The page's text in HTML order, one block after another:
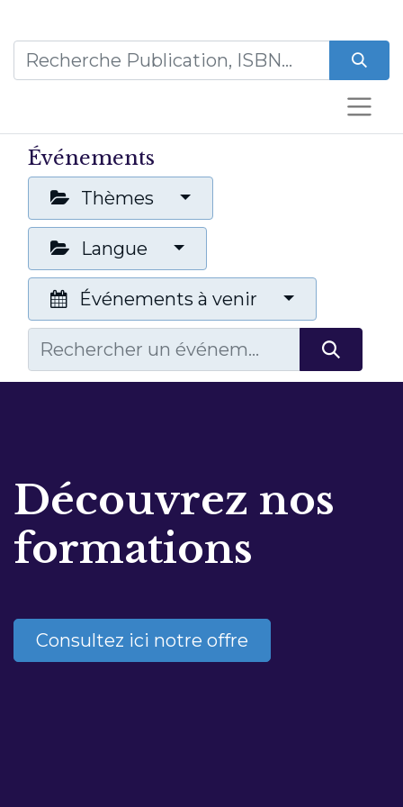
Événements
Thèmes
Langue
Événements à venir
Découvrez nos
formations
Consultez ici notre offre